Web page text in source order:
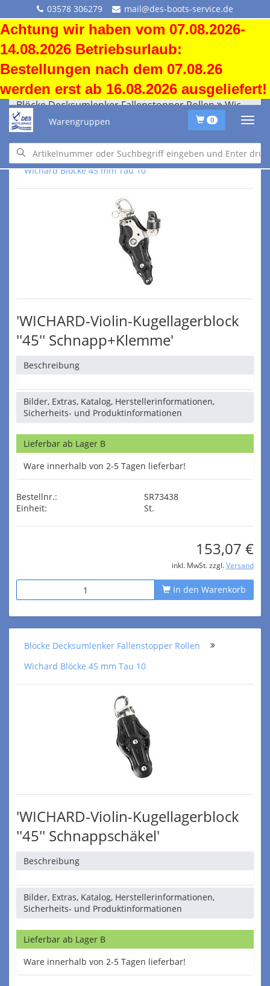
03578 306279 mail@des-boots-service.de
Achtung wir haben vom 07.08.2026-
14.08.2026 Betriebsurlaub:
Bestellungen nach dem 07.08.26
werden erst ab 16.08.2026 ausgeliefert!
Warengruppen 0
Blöcke Decksumlenker Fallenstopper Rollen Wichard Blöcke 45 mm Tau 10
Blöcke Decksumlenker Fallenstopper Rollen
Wichard Blöcke 45 mm Tau 10
'WICHARD-Violin-Kugellagerblock
''45'' Schnapp+Klemme'
Beschreibung
Bilder, Extras, Katalog, Herstellerinformationen,
Sicherheits- und Produktinformationen
Lieferbar ab Lager B
Ware innerhalb von 2-5 Tagen lieferbar!
Bestellnr.:
SR73438
Einheit:
St.
153,07 €
inkl. MwSt. zzgl. Versand
In den Warenkorb
Blöcke Decksumlenker Fallenstopper Rollen
Wichard Blöcke 45 mm Tau 10
'WICHARD-Violin-Kugellagerblock
''45'' Schnappschäkel'
Beschreibung
Bilder, Extras, Katalog, Herstellerinformationen,
Sicherheits- und Produktinformationen
Lieferbar ab Lager B
Ware innerhalb von 2-5 Tagen lieferbar!